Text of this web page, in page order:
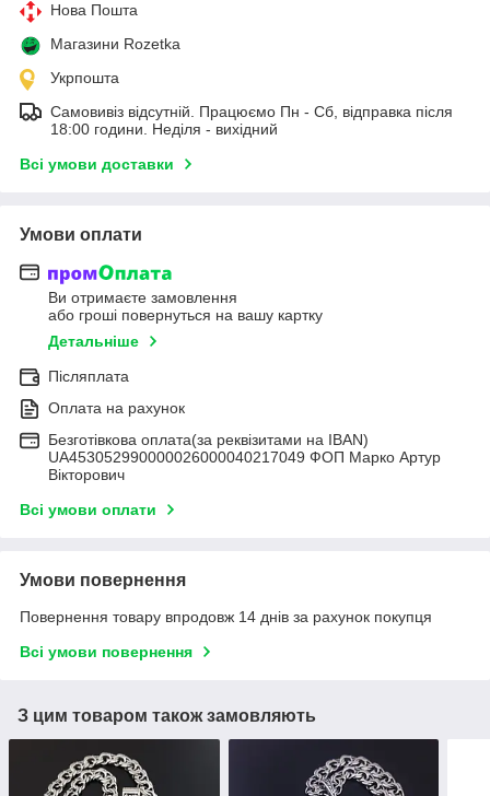
Нова Пошта
Магазини Rozetka
Укрпошта
Самовивіз відсутній. Працюємо Пн - Сб, відправка після
18:00 години. Неділя - вихідний
Всі умови доставки
Умови оплати
Ви отримаєте замовлення
або гроші повернуться на вашу картку
Детальніше
Післяплата
Оплата на рахунок
Безготівкова оплата(за реквізитами на IBAN)
UA453052990000026000040217049 ФОП Марко Артур
Вікторович
Всі умови оплати
Умови повернення
Повернення товару впродовж 14 днів за рахунок покупця
Всі умови повернення
З цим товаром також замовляють